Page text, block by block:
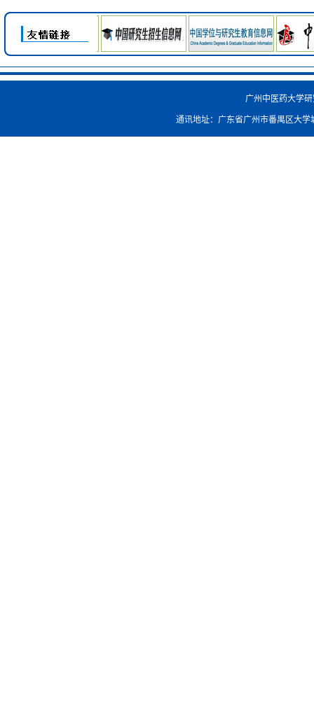
广州中医药大学
通讯地址：广东省广州市番禺区大